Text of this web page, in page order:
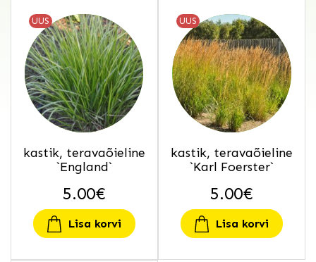
UUS
kastik, teravaõieline
`England`
5.00€
Lisa korvi
UUS
kastik, teravaõieline
`Karl Foerster`
5.00€
Lisa korvi